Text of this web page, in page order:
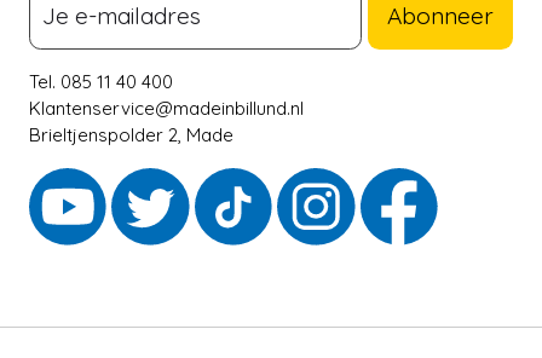
Abonneer
Tel. 085 11 40 400
Klantenservice@madeinbillund.nl
Brieltjenspolder 2, Made